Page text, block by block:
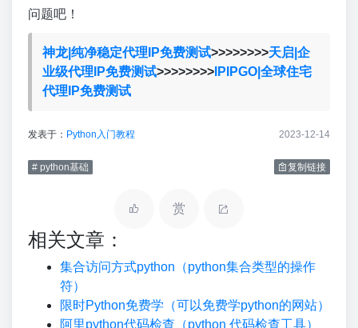
问题吧！
神龙|纯净稳定代理IP免费测试>>>>>>>>天启|企
业级代理IP免费测试>>>>>>>>IPIPGO|全球住宅
代理IP免费测试
发表于： Python入门教程 2023-12-14
# python基础 复制链接
赏
相关文章：
集合访问方式python（python集合类型的操作
符）
限时Python免费学（可以免费学python的网站）
阿里python代码检查（python 代码检查工具）